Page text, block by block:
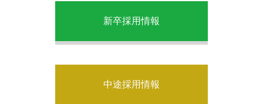
新卒採用情報
中途採用情報